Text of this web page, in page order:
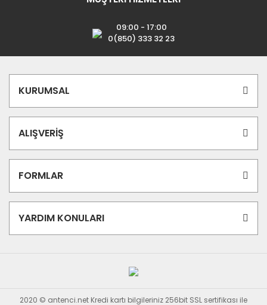
09:00 - 17:00
0(850) 333 32 23
KURUMSAL
ALIŞVERİŞ
FORMLAR
YARDIM KONULARI
2020 © antenci.net Kredi kartı bilgileriniz 256bit SSL sertifikası ile